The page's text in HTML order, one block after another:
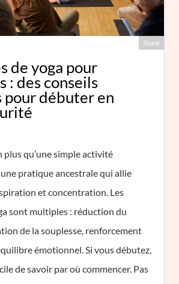
Share
de yoga pour
: des conseils
pour débuter en
plus qu’une simple activité
une pratique ancestrale qui allie
et concentration. Les
sont multiples : réduction du
de la souplesse, renforcement
émotionnel. Si vous débutez,
de savoir par où commencer. Pas